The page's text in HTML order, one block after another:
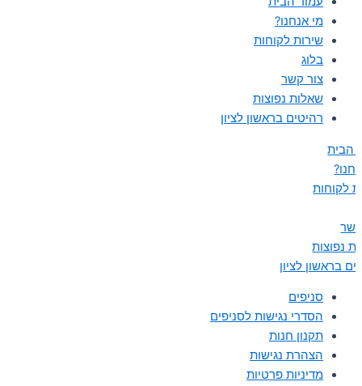
מי אנחנו?
שירות לקוחות
בלוג
צור קשר
שאלות נפוצות
רהיטים בראשון לציון
הבית
לקוחות
נפוצות
בראשון לציון
סניפים
הסדרי נגישות לסניפים
תקנון חנות
הצהרת נגישות
מדיניות פרטיות